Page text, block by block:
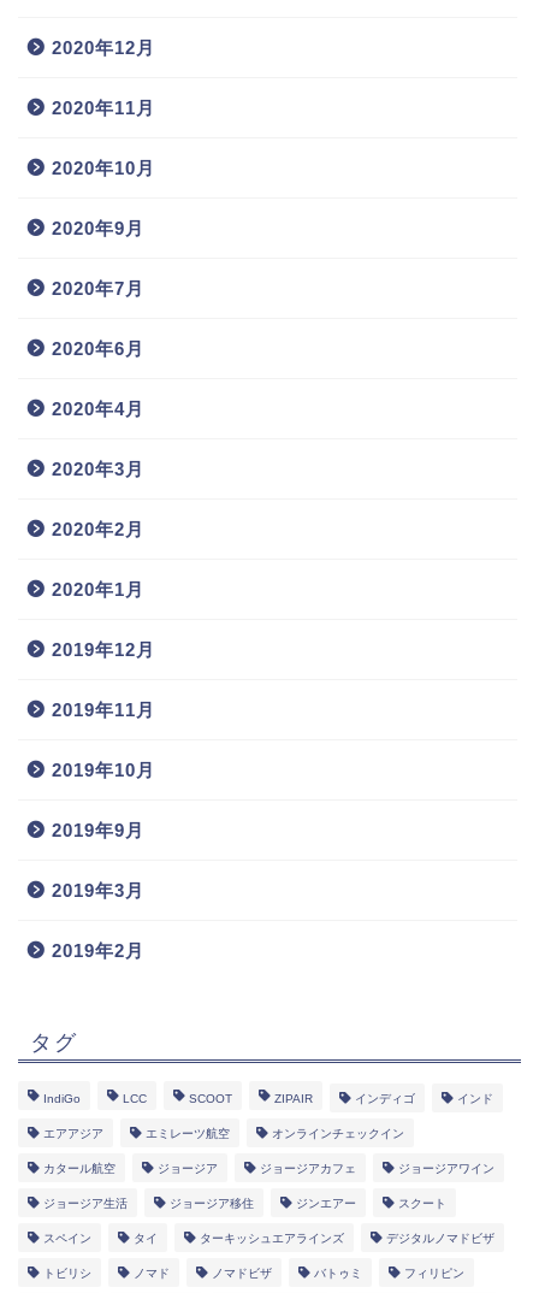
2020年12月
2020年11月
2020年10月
2020年9月
2020年7月
2020年6月
2020年4月
2020年3月
2020年2月
2020年1月
2019年12月
2019年11月
2019年10月
2019年9月
2019年3月
2019年2月
タグ
IndiGo LCC SCOOT ZIPAIR インディゴ インド
エアアジア エミレーツ航空 オンラインチェックイン
カタール航空 ジョージア ジョージアカフェ ジョージアワイン
ジョージア生活 ジョージア移住 ジンエアー スクート
スペイン タイ ターキッシュエアラインズ デジタルノマドビザ
トビリシ ノマド ノマドビザ バトゥミ フィリピン